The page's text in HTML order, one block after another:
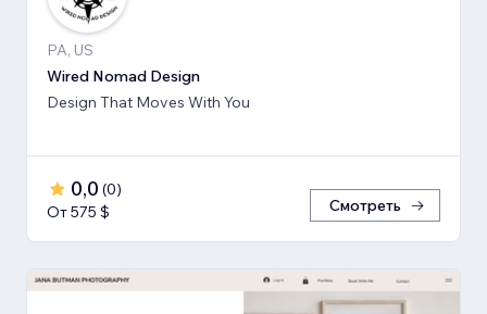
PA, US
Wired Nomad Design
Design That Moves With You
0,0 (0)
От 575 $
Смотреть